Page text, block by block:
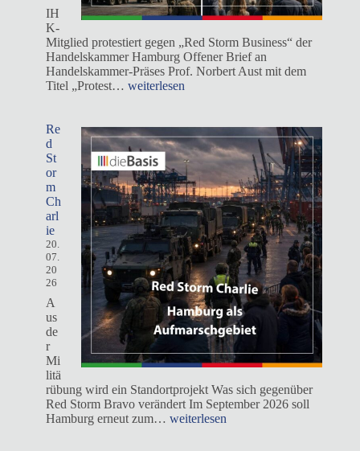
IH
K-
Mitglied protestiert gegen „Red Storm Business“ der
Handelskammer Hamburg Offener Brief an
Handelskammer-Präses Prof. Norbert Aust mit dem
Titel „Protest…PRESSEMITTEILUNG
weiterlesen
Re
d
St
or
m
Ch
arl
ie
20.
07.
20
26
A
us
de
r
Mi
litä
rübung wird ein Standortprojekt Was sich gegenüber
Red Storm Bravo verändert Im September 2026 soll
Hamburg erneut zum…Red
weiterlesen